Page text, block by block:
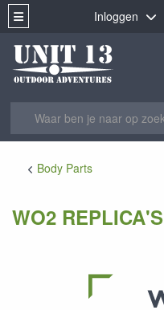
Inloggen
Body Parts
WO2 REPLICA'S